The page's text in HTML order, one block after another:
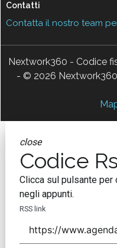
Contatti
Contatta il nostro team
Nextwork360 - Codice
- © 2026
close
Codice
Clicca sul pulsante per
negli appunti.
RSS link